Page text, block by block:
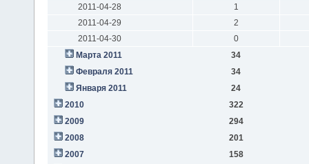
2011-04-28
1
2011-04-29
2
2011-04-30
0
Марта 2011
34
Февраля 2011
34
Января 2011
24
2010
322
2009
294
2008
201
2007
158